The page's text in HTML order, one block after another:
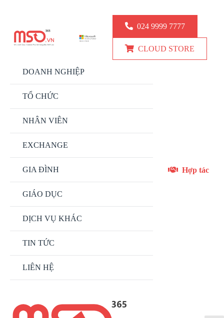
024 9999 7777
CLOUD STORE
DOANH NGHIỆP
TỔ CHỨC
NHÂN VIÊN
EXCHANGE
GIA ĐÌNH
GIÁO DỤC
DỊCH VỤ KHÁC
TIN TỨC
LIÊN HỆ
Hợp tác